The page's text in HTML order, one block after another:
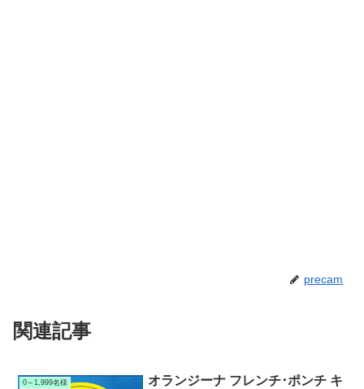
precam
関連記事
0～1,999名様
オランジーナ フレンチ･ポンチ キ